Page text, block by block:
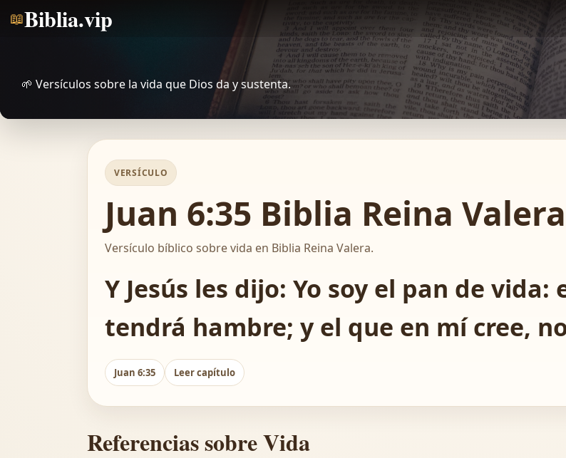
📖Biblia.vip
🌱 Versículos sobre la vida que Dios da y sustenta.
VERSÍCULO
Juan 6:35 Biblia Reina Valera
Versículo bíblico sobre vida en Biblia Reina Valera.
Y Jesús les dijo: Yo soy el pan de
tendrá hambre; y el que en mí cree,
Juan 6:35 Leer capítulo
Referencias sobre Vida